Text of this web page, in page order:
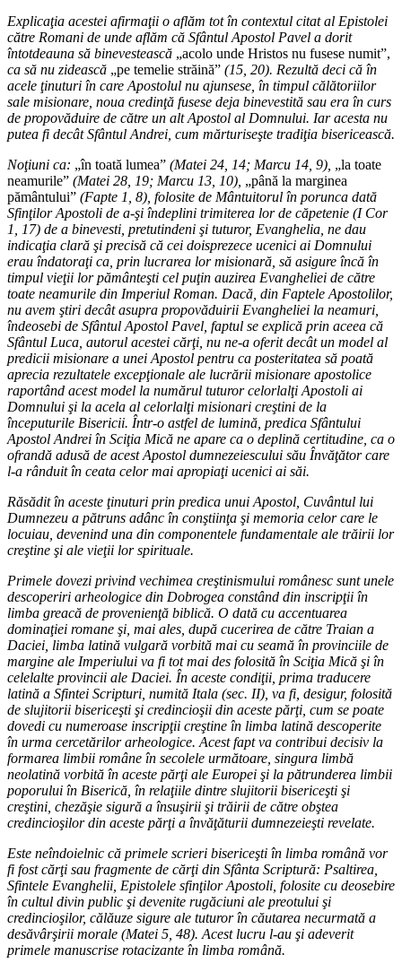
Explicaţia acestei afirmaţii o aflăm tot în contextul citat al Epistolei
către Romani de unde aflăm că Sfântul Apostol Pavel a dorit
întotdeauna să binevestească „acolo unde Hristos nu fusese numit”,
ca să nu zidească „pe temelie străină” (15, 20). Rezultă deci că în
acele ţinuturi în care Apostolul nu ajunsese, în timpul călătoriilor
sale misionare, noua credinţă fusese deja binevestită sau era în curs
de propovăduire de către un alt Apostol al Domnului. Iar acesta nu
putea fi decât Sfântul Andrei, cum mărturiseşte tradiţia bisericească.
Noţiuni ca: „în toată lumea” (Matei 24, 14; Marcu 14, 9), „la toate
neamurile” (Matei 28, 19; Marcu 13, 10), „până la marginea
pământului” (Fapte 1, 8), folosite de Mântuitorul în porunca dată
Sfinţilor Apostoli de a-şi îndeplini trimiterea lor de căpetenie (I Cor
1, 17) de a binevesti, pretutindeni şi tuturor, Evanghelia, ne dau
indicaţia clară şi precisă că cei doisprezece ucenici ai Domnului
erau îndatoraţi ca, prin lucrarea lor misionară, să asigure încă în
timpul vieţii lor pământeşti cel puţin auzirea Evangheliei de către
toate neamurile din Imperiul Roman. Dacă, din Faptele Apostolilor,
nu avem ştiri decât asupra propovăduirii Evangheliei la neamuri,
îndeosebi de Sfântul Apostol Pavel, faptul se explică prin aceea că
Sfântul Luca, autorul acestei cărţi, nu ne-a oferit decât un model al
predicii misionare a unei Apostol pentru ca posteritatea să poată
aprecia rezultatele excepţionale ale lucrării misionare apostolice
raportând acest model la numărul tuturor celorlalţi Apostoli ai
Domnului şi la acela al celorlalţi misionari creştini de la
începuturile Bisericii. Într-o astfel de lumină, predica Sfântului
Apostol Andrei în Sciţia Mică ne apare ca o deplină certitudine, ca o
ofrandă adusă de acest Apostol dumnezeiescului său Învăţător care
l-a rânduit în ceata celor mai apropiaţi ucenici ai săi.
Răsădit în aceste ţinuturi prin predica unui Apostol, Cuvântul lui
Dumnezeu a pătruns adânc în conştiinţa şi memoria celor care le
locuiau, devenind una din componentele fundamentale ale trăirii lor
creştine şi ale vieţii lor spirituale.
Primele dovezi privind vechimea creştinismului românesc sunt unele
descoperiri arheologice din Dobrogea constând din inscripţii în
limba greacă de provenienţă biblică. O dată cu accentuarea
dominaţiei romane şi, mai ales, după cucerirea de către Traian a
Daciei, limba latină vulgară vorbită mai cu seamă în provinciile de
margine ale Imperiului va fi tot mai des folosită în Sciţia Mică şi în
celelalte provincii ale Daciei. În aceste condiţii, prima traducere
latină a Sfintei Scripturi, numită Itala (sec. II), va fi, desigur, folosită
de slujitorii bisericeşti şi credincioşii din aceste părţi, cum se poate
dovedi cu numeroase inscripţii creştine în limba latină descoperite
în urma cercetărilor arheologice. Acest fapt va contribui decisiv la
formarea limbii române în secolele următoare, singura limbă
neolatină vorbită în aceste părţi ale Europei şi la pătrunderea limbii
poporului în Biserică, în relaţiile dintre slujitorii bisericeşti şi
creştini, chezăşie sigură a însuşirii şi trăirii de către obştea
credincioşilor din aceste părţi a învăţăturii dumnezeieşti revelate.
Este neîndoielnic că primele scrieri bisericeşti în limba română vor
fi fost cărţi sau fragmente de cărţi din Sfânta Scriptură: Psaltirea,
Sfintele Evanghelii, Epistolele sfinţilor Apostoli, folosite cu deosebire
în cultul divin public şi devenite rugăciuni ale preotului şi
credincioşilor, călăuze sigure ale tuturor în căutarea necurmată a
desăvârşirii morale (Matei 5, 48). Acest lucru l-au şi adeverit
primele manuscrise rotacizante în limba română.